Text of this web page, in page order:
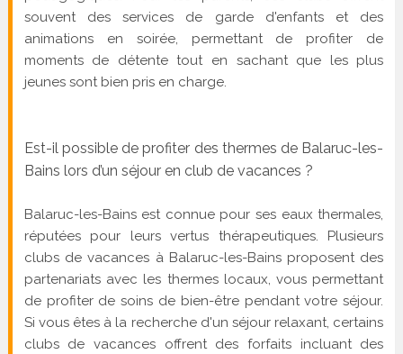
souvent des services de garde d'enfants et des
animations en soirée, permettant de profiter de
moments de détente tout en sachant que les plus
jeunes sont bien pris en charge.
Est-il possible de profiter des thermes de Balaruc-les-
Bains lors d’un séjour en club de vacances ?
Balaruc-les-Bains est connue pour ses eaux thermales,
réputées pour leurs vertus thérapeutiques. Plusieurs
clubs de vacances à Balaruc-les-Bains proposent des
partenariats avec les thermes locaux, vous permettant
de profiter de soins de bien-être pendant votre séjour.
Si vous êtes à la recherche d'un séjour relaxant, certains
clubs de vacances offrent des forfaits incluant des